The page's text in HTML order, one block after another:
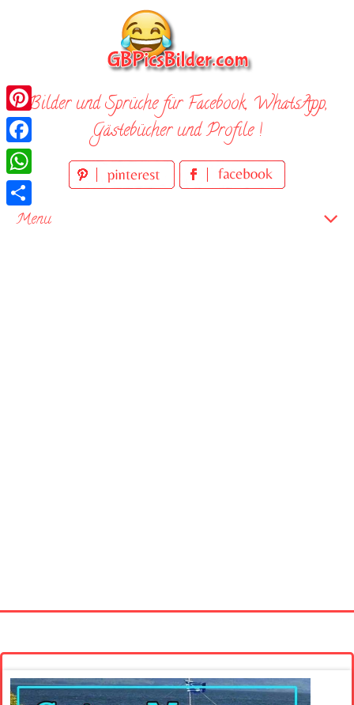
Bilder und Sprüche für Facebook, WhatsApp,
Gästebücher und Profile !
Menu
Pinterest
Facebook
WhatsApp
Teilen